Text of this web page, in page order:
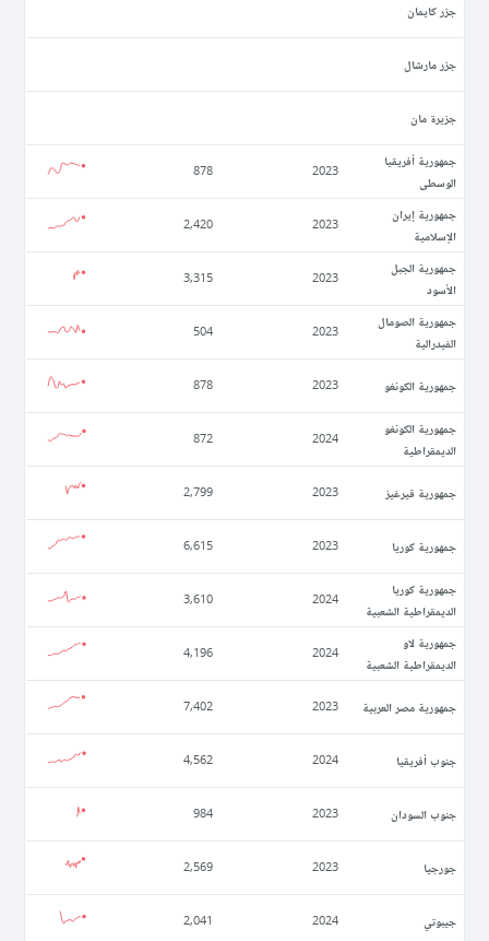
جزر كايمان
جزر مارشال
جزيرة مان
جمهورية أفريقيا
الوسطى
2023
878
جمهورية إيران
الإسلامية
2023
2,420
جمهورية الجبل
الأسود
2023
3,315
جمهورية الصومال
الفيدرالية
2023
504
جمهورية الكونغو 2023
878
جمهورية الكونغو
الديمقراطية
2024
872
جمهورية قيرغيز 2023
2,799
جمهورية كوريا 2023
6,615
جمهورية كوريا
الديمقراطية الشعبية
2024
3,610
جمهورية لاو
الديمقراطية الشعبية
2024
4,196
جمهورية مصر العربية 2023
7,402
جنوب أفريقيا 2024
4,562
جنوب السودان 2023
984
جورجيا 2023
2,569
جيبوتي 2024
2,041